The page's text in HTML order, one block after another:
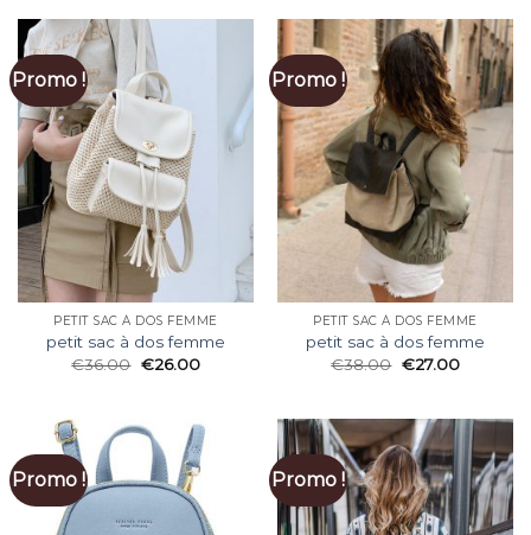
Promo !
PETIT SAC À DOS FEMME
petit sac à dos femme
€36.00 €26.00
Promo !
PETIT SAC À DOS FEMME
petit sac à dos femme
€38.00 €27.00
Promo ! Promo !